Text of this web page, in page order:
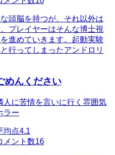
頭脳を持つが、それ以外は
プレイヤーはそんな博士視
進めていきます。起動実験
行ってしまったアンドロリ
めんください
人に苦情を言いに行く雰囲気
ラー
均点4.1
メント数16